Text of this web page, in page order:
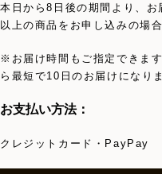
本日から8日後の期間より、
以上の商品をお申し込みの場
※お届け時間もご指定できま
ら最短で10日のお届けになり
お支払い方法：
クレジットカード・PayPay